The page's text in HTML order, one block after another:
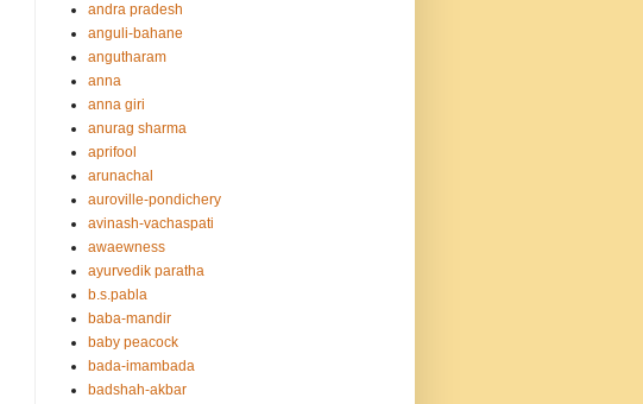
andra pradesh
anguli-bahane
angutharam
anna
anna giri
anurag sharma
aprifool
arunachal
auroville-pondichery
avinash-vachaspati
awaewness
ayurvedik paratha
b.s.pabla
baba-mandir
baby peacock
bada-imambada
badshah-akbar